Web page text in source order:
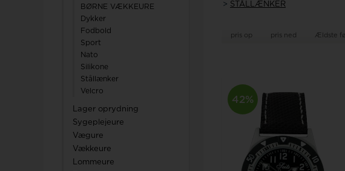
Seits
Skagen
Son of Noa smykker
Spinnaker
Swiss military by chrono
BØRNE VÆKKEURE
Dykker
Fodbold
Sport
Nato
Silikone
Stållænker
Velcro
Lager oprydning
Sygeplejeure
Vægure
Vækkeure
Lommeure
> STÅLLÆNKER
pris op pris ned Ældste
42%